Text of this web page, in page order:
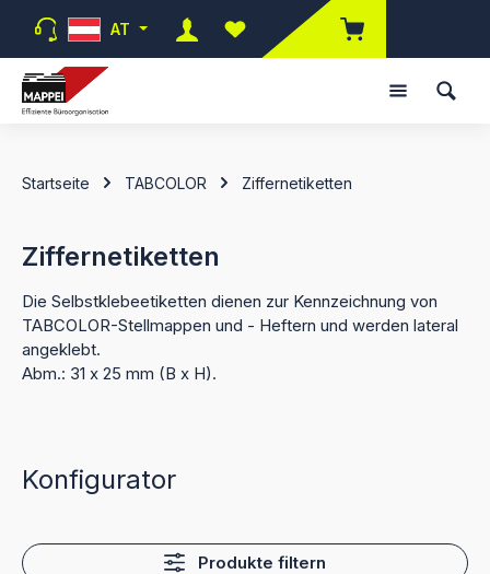
Zum Hauptinhalt springen
AT
Du hast 0 Produkte auf dem
Startseite TABCOLOR Ziffernetiketten
Ziffernetiketten
Die Selbstklebeetiketten dienen zur Kennzeichnung von
TABCOLOR-Stellmappen und - Heftern und werden lateral
angeklebt.
Abm.: 31 x 25 mm (B x H).
Konfigurator
Produkte filtern